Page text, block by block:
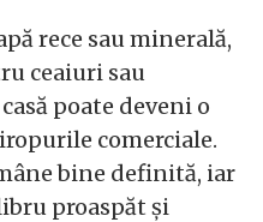
rece sau minerală,
ceaiuri sau
poate deveni o
comerciale.
bine definită, iar
proaspăt și